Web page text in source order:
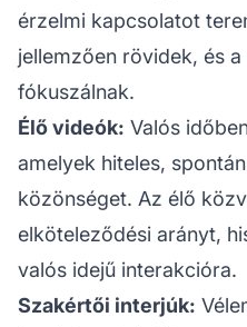
érzelmi kapcsolatot
jellemzően rövidek, és
fókuszálnak.
Élő videók: Valós
amelyek hiteles,
közönséget. Az élő
elköteleződési arányt,
valós idejű interakcióra.
Szakértői interjúk: